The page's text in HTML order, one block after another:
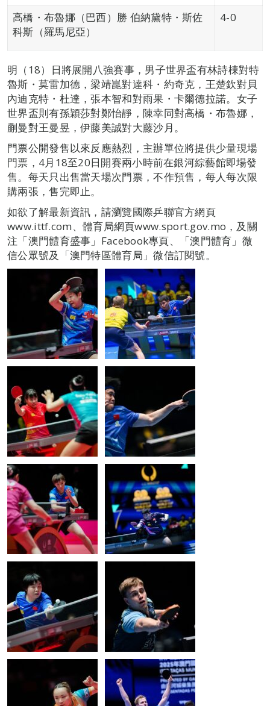
高橋・布魯娜（巴西）勝 伯納黛特・斯佐
科斯（羅馬尼亞）
4-0
明（18）日將展開八強賽事，男子世界盃有林詩棟對特
魯斯・莫雷加德，梁靖崑對達科・約奇克，王楚欽對貝
內迪克特・杜達，張本智和對雨果・卡爾德拉諾。女子
世界盃則有孫穎莎對鄭怡靜，陳幸同對高橋・布魯娜，
蒯曼對王曼昱，伊藤美誠對大藤沙月。
門票公開發售以來反應熱烈，主辦單位將提供少量現場
門票，4月18至20日開賽兩小時前在銀河綜藝館即場發
售。每天只出售當天場次門票，不作預售，每人每次限
購兩張，售完即止。
如欲了解最新資訊，請瀏覽國際乒聯官方網頁
www.ittf.com、體育局網頁www.sport.gov.mo，及關
注「澳門體育盛事」Facebook專頁、「澳門體育」微
信公眾號及「澳門特區體育局」微信訂閱號。